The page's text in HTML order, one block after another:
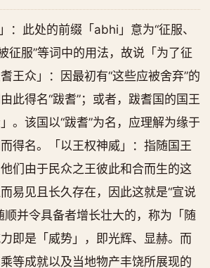
：此处的前缀「abhi」意为“征服、
征服”等词中的用法，故说「为了征
王众」：因最初有“这些应被舍弃”的
此得名“跋耆”；或者，跋耆国的国王
。该国以“跋耆”为名，应理解为缘于
得名。「以王权神威」：指随国王
们由于民众之王彼此和合而生的这
易见且长久存在，因此这就是“宣说
顺并令具备者增长壮大的，称为「随
即是「威势」，即光辉、显赫。而
等成就以及当地物产丰饶所展现的